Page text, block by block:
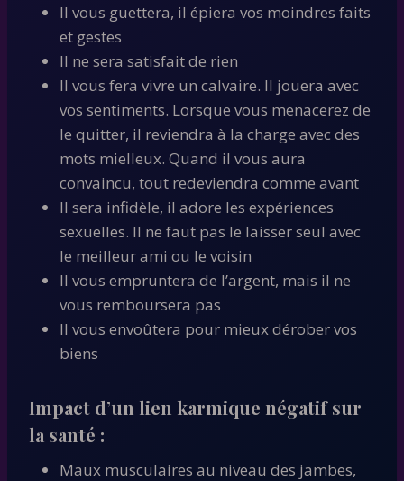
Il vous guettera, il épiera vos moindres faits
et gestes
Il ne sera satisfait de rien
Il vous fera vivre un calvaire. Il jouera avec
vos sentiments. Lorsque vous menacerez de
le quitter, il reviendra à la charge avec des
mots mielleux. Quand il vous aura
convaincu, tout redeviendra comme avant
Il sera infidèle, il adore les expériences
sexuelles. Il ne faut pas le laisser seul avec
le meilleur ami ou le voisin
Il vous empruntera de l’argent, mais il ne
vous remboursera pas
Il vous envoûtera pour mieux dérober vos
biens
Impact d’un lien karmique négatif sur
la santé :
Maux musculaires au niveau des jambes,